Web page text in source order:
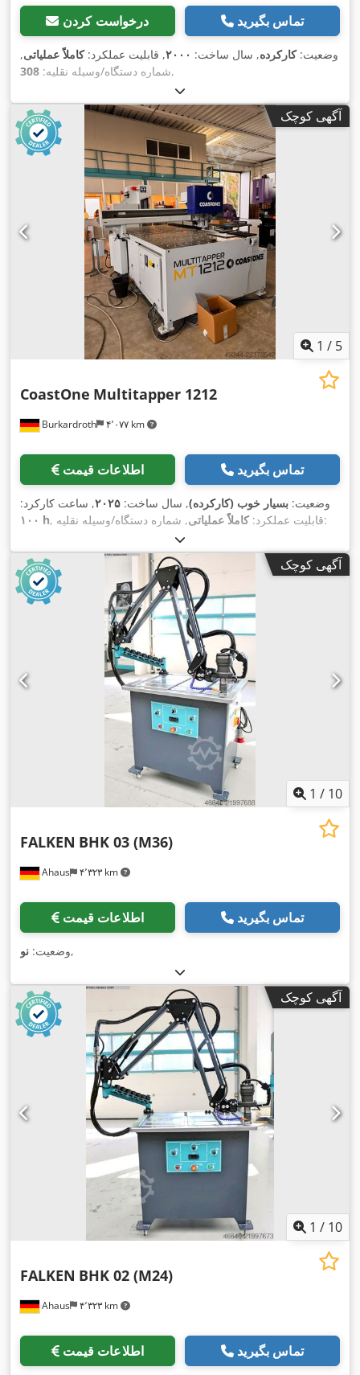
درخواست کردن تماس بگیرید
وضعیت:کارکرده, سال ساخت: ۲۰۰۰, قابلیت عملکرد:کاملاً عملیاتی,
شماره دستگاه/وسیله نقلیه: 308 ,
آگهی کوچک
1 / 5
Burkardroth ۴٬۰۷۷ km
CoastOne Multitapper 1212
اطلاعات قیمت تماس بگیرید
وضعیت: بسیار خوب (کارکرده), سال ساخت: ۲۰۲۵, ساعت کارکرد:
۱۰۰ h
, قابلیت عملکرد:کاملاً عملیاتی
, شماره دستگاه/وسیله نقلیه:
کیلوگرم, اتصال هوای فشرده:۶ میله , ارتفاع کل:۱٬۶۱۰ میلی‌متر
,
طول کل:۲٬۵۵۰ میلی‌متر , نوع جریان ورودی: تهویه مطبوع, مدت
, حداکثر وزن قطعه کار:۸۰ کیلوگرم
, عرض میز:
, فشار هوا:۶ میله , جریان ورودی:
, نیاز به ارتفاع:۱٬۶۱۰ میلی‌متر
, نیاز به فضا طول:
, عرض مورد نیاز:۱٬۷۷۰ میلی‌متر , تجهیزات:
چرخش به طور نامحدود قابل تنظیم, مستندات / راهنما
آگهی کوچک
1 / 10
Ahaus ۴٬۳۲۳ km
FALKEN BHK 03 (M36)
اطلاعات قیمت تماس بگیرید
وضعیت: نو ,
آگهی کوچک
1 / 10
Ahaus ۴٬۳۲۳ km
FALKEN BHK 02 (M24)
اطلاعات قیمت تماس بگیرید